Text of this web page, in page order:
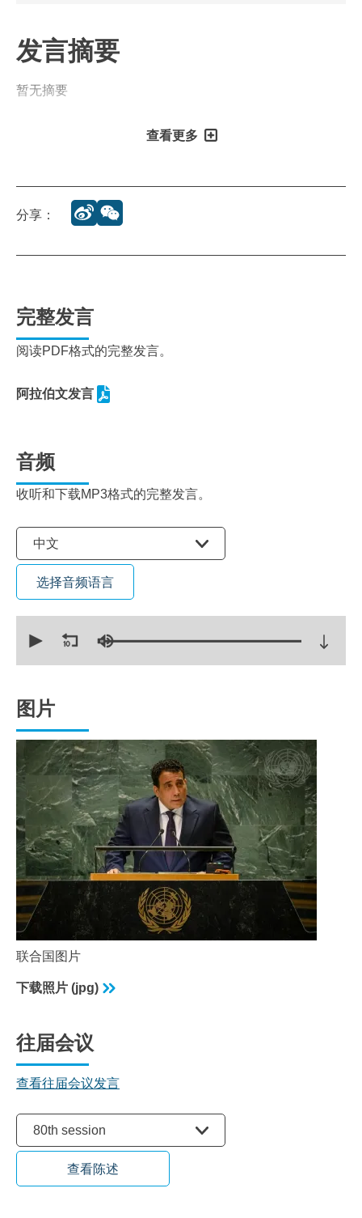
发言摘要
暂无摘要
查看更多
分享：
完整发言
阅读PDF格式的完整发言。
阿拉伯文发言
音频
收听和下载MP3格式的完整发言。
选择语言
中文
选择音频语言
seconds
seconds
图片
联合国图片
下载照片 (jpg)
往届会议
查看往届会议发言
80th session
查看陈述